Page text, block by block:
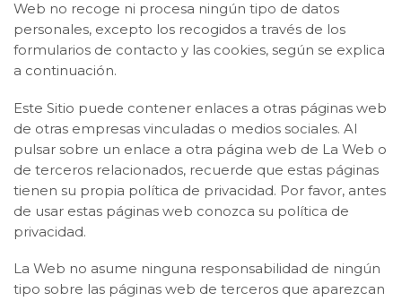
Web no recoge ni procesa ningún tipo de datos
personales, excepto los recogidos a través de los
formularios de contacto y las cookies, según se explica
a continuación.
Este Sitio puede contener enlaces a otras páginas web
de otras empresas vinculadas o medios sociales. Al
pulsar sobre un enlace a otra página web de La Web o
de terceros relacionados, recuerde que estas páginas
tienen su propia política de privacidad. Por favor, antes
de usar estas páginas web conozca su política de
privacidad.
La Web no asume ninguna responsabilidad de ningún
tipo sobre las páginas web de terceros que aparezcan